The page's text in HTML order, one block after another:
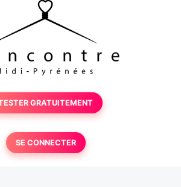
GRATUITEMENT
SE CONNECTER